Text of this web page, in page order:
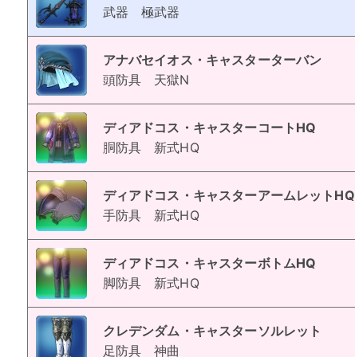
武器
極武器
アナバセイオス・キャスターターバン
頭防具
天獄N
ディアドコス・キャスターコートHQ
胴防具
新式HQ
ディアドコス・キャスターアームレットHQ
手防具
新式HQ
ディアドコス・キャスターボトムHQ
脚防具
新式HQ
クレデンダム・キャスターソルレット
足防具
神曲